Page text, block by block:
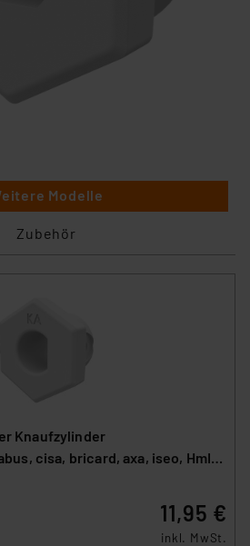
Modelle
Zubehör
Knaufzylinder
cisa, bricard, axa, iseo, HmIP-
11,95 €
inkl. MwSt.